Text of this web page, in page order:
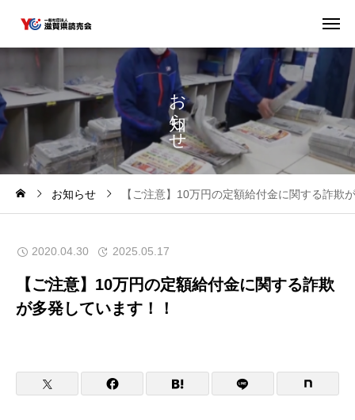
お
ら
せ
お知らせ 【ご注意】10万円の定額給付金に関する詐欺
2020.04.30 2025.05.17
【ご注意】10万円の定額給付金に関する詐欺
が多発しています！！